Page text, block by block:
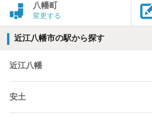
八幡町
変更する
近江八幡市の駅から探す
近江八幡
安土